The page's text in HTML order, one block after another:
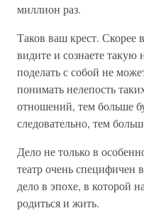
миллион раз.
Таков ваш крест. Скорее
видите и сознаете
поделать с собой не
понимать нелепость
отношений, тем больше
следовательно, тем
Дело не только в
театр очень специфичен
дело в эпохе, в которой
родиться и жить.